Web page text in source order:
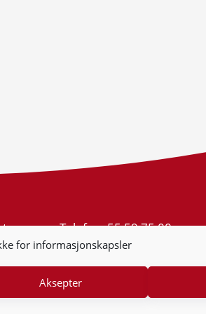
for informasjonskapsler
Aksepter
Telefon:55 59 75 00
E-post:post@kt.no
Nyhetsvarsel >>